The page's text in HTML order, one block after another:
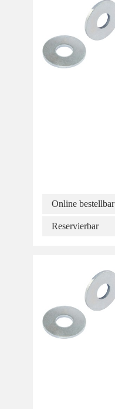
Online bestellbar
Reservierbar